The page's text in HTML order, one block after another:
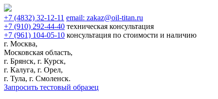
+7 (4832) 32-12-11 email: zakaz@oil-titan.ru
+7 (910) 292-44-40 техническая консультация
+7 (961) 104-05-10 консультация по стоимости и наличию
г. Москва,
Московская область,
г. Брянск, г. Курск,
г. Калуга, г. Орел,
г. Тула, г. Смоленск.
Запросить тестовый образец